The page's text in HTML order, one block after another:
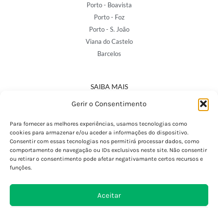
Gerir o Consentimento
Para fornecer as melhores experiências, usamos tecnologias como
cookies para armazenar e/ou aceder a informações do dispositivo.
Consentir com essas tecnologias nos permitirá processar dados, como
comportamento de navegação ou IDs exclusivos neste site. Não consentir
ou retirar o consentimento pode afetar negativamante certos recursos e
funções.
Aceitar
Porto - Boavista
Porto - Foz
Porto - S. João
Viana do Castelo
Barcelos
SAIBA MAIS
Política de Privacidade
Termos e Condições
Perguntas Frequentes
Custos de Envio
Encomendas Internacionais
Devoluções e Trocas